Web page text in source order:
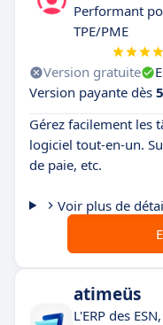
Performant
TPE/PME
Version gratuite
Version payante dès
Gérez facilement les
logiciel tout-en-un.
de paie, etc.
Voir plus de
atimeüs
L'ERP des